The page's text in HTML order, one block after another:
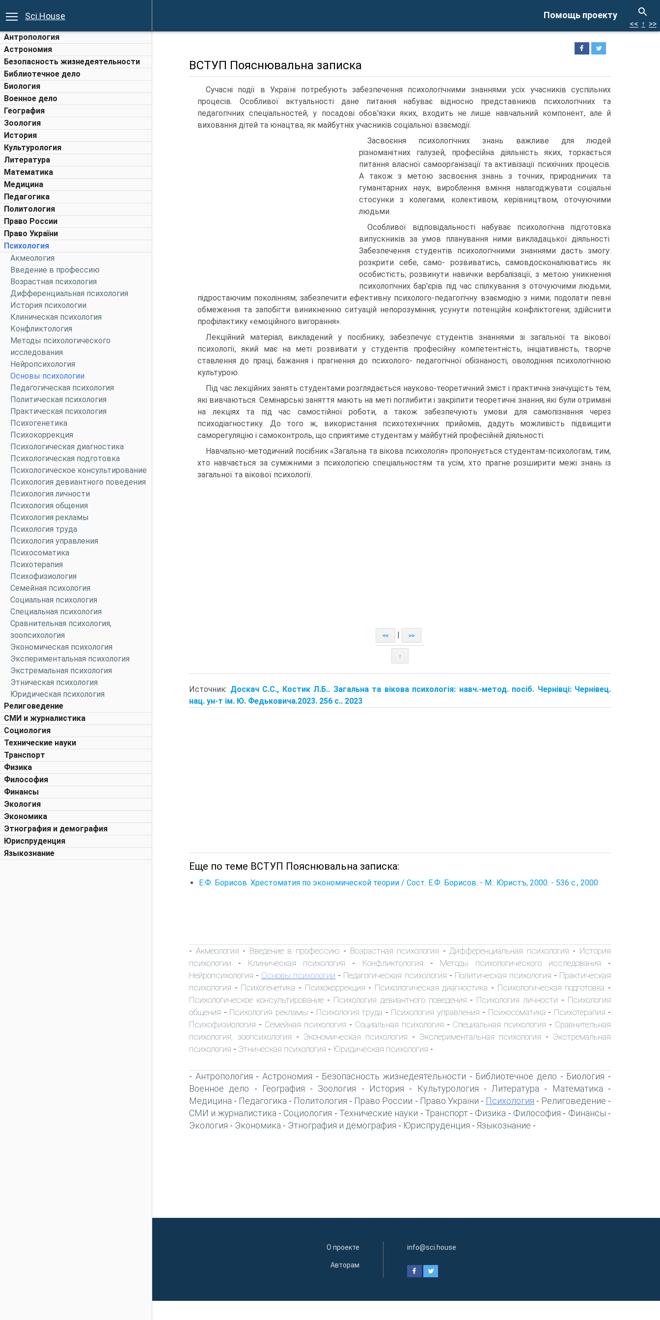
Помощь проекту
Sci.House
Антропология
Астрономия
Безопасность жизнедеятельности
Библиотечное дело
Биология
Военное дело
География
Зоология
История
Культурология
Литература
Математика
Медицина
Педагогика
Политология
Право России
Право України
Психология
Акмеология
Введение в профессию
Возрастная психология
Дифференциальная психология
История психологии
Клиническая психология
Конфликтология
Методы психологического
исследования
Нейропсихология
Основы психологии
Педагогическая психология
Политическая психология
Практическая психология
Психогенетика
Психокоррекция
Психологическая диагностика
Психологическая подготовка
Психологическое консультирование
Психология девиантного поведения
Психология личности
Психология общения
Психология рекламы
Психология труда
Психология управления
Психосоматика
Психотерапия
Психофизиология
Семейная психология
Социальная психология
Специальная психология
Сравнительная психология,
зоопсихология
Экономическая психология
Экспериментальная психология
Экстремальная психология
Этническая психология
Юридическая психология
Религоведение
СМИ и журналистика
Социология
Технические науки
Транспорт
Физика
Философия
Финансы
Экология
Экономика
Этнография и демография
Юриспруденция
Языкознание
<< ↑ >>
ВСТУП Пояснювальна записка
Сучасні події в Україні потребують забезпечення психологічними знаннями усіх учасників суспільних
процесів. Особливої актуальності дане питання набуває відносно представників психологічних та
педагогічних спеціальностей, у посадові обов'язки яких, входить не лише навчальний компонент, але й
виховання дітей та юнацтва, як майбутніх учасників соціальної взаємодії.
Засвоєння психологічних знань важливе для людей
різноманітних галузей, професійна діяльність яких, торкається
питання власної самоорганізації та активізації психічних процесів.
А також з метою засвоєння знань з точних, природничих та
гуманітарних наук, вироблення вміння налагоджувати соціальні
стосунки з колегами, колективом, керівництвом, оточуючими
людьми.
Особливої відповідальності набуває психологічна підготовка
випускників за умов планування ними викладацької діяльності.
Забезпечення студентів психоло­гічними знаннями дасть змогу:
розкрити себе, само- розвиватись, самовдосконалюватись як
особистість; розвинути навички вербалізації, з метою уникнення
психологічних бар'єрів під час спілкування з оточуючими людьми,
підростаючим поколінням; забезпечити ефективну психолого-педагогічну взаємодію з ними; подолати певні
обмеження та запобігти виникненню ситуацій непорозуміння; усунути потенційні конфліктогени; здійснити
профілактику «емоційного вигорання».
Лекційний матеріал, викладений у посібнику, забезпечує студентів знаннями зі загальної та вікової
психології, який має на меті розвивати у студентів професійну компетентність, ініціативність, творче
ставлення до праці, бажання і прагнення до психолого- педагогічної обізнаності, оволодіння психологічною
культурою.
Під час лекційних занять студентами розглядається науково-теоретичний зміст і практична значущість тем,
які вивчаються. Семінарські заняття мають на меті поглибити і закріпити теоретичні знання, які були отримані
на лекціях та під час самостійної роботи, а також забезпечують умови для самопізнання через
психодіагностику. До того ж, використання психотехнічних прийомів, дадуть можливість підвищити
саморегуляцію і самоконтроль, що сприятиме студентам у майбутній професійній діяльності.
Навчально-методичний посібник «Загальна та вікова психологія» пропонується студентам-психологам, тим,
хто навчається за суміжними з психологією спеціальностям та усім, хто прагне розширити межі знань із
загальної та вікової психології.
<< >>
↑
Источник: Доскач С.С., Костик Л.Б.. Загальна та вікова психологія: навч.-метод. посіб. Чернівці: Чернівец.
нац. ун-т ім. Ю. Федьковича.2023. 256 с.. 2023
Еще по теме ВСТУП Пояснювальна записка:
Е.Ф. Борисов. Хрестоматия по экономической теории / Сост. Е.Ф. Борисов. - М.: Юристъ, 2000. - 536 с., 2000
- Акмеология - Введение в профессию - Возрастная психология - Дифференциальная психология - История
психологии - Клиническая психология - Конфликтология - Методы психологического исследования -
Нейропсихология - Основы психологии - Педагогическая психология - Политическая психология - Практическая
психология - Психогенетика - Психокоррекция - Психологическая диагностика - Психологическая подготовка -
Психологическое консультирование- Психология девиантного поведения - Психология личности - Психология
общения - Психология рекламы - Психология труда - Психология управления - Психосоматика - Психотерапия -
Психофизиология - Семейная психология - Социальная психология - Специальная психология - Сравнительная
психология, зоопсихология - Экономическая психология - Экспериментальная психология - Экстремальная
психология - Этническая психология - Юридическая психология -
- Антропология -Астрономия - Безопасность жизнедеятельности - Библиотечное дело - Биология -
Военное дело - География - Зоология - История - Культурология - Литература - Математика -
Медицина - Педагогика - Политология - Право России - Право України - Психология - Религоведение -
СМИ и журналистика - Социология - Технические науки - Транспорт- Физика - Философия - Финансы -
Экология - Экономика - Этнография и демография - Юриспруденция - Языкознание -
О проекте
Авторам
info@sci.house